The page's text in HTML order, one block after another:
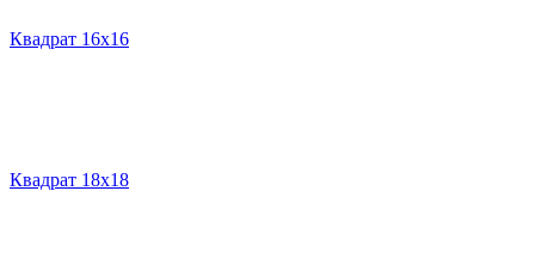
Квадрат 16х16
Квадрат 18х18